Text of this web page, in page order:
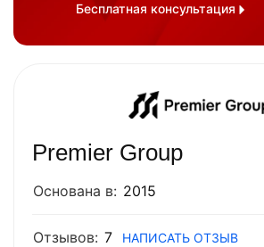
Бесплатная консультация
Premier Group
Основана в: 2015
Отзывов: 7 НАПИСАТЬ ОТЗЫВ